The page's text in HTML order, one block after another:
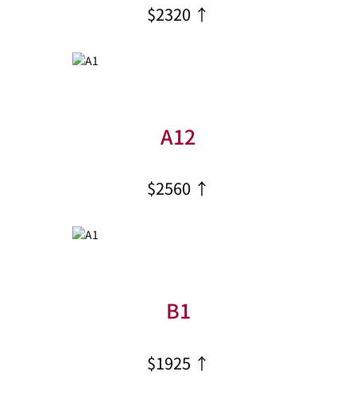
$2320 ↑
A12
$2560 ↑
B1
$1925 ↑